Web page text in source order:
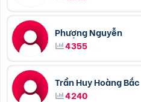
Phượng Nguyễn
4355
Trần Huy Hoàng Bắc
4240